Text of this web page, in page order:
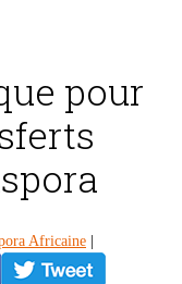
pour
Africaine